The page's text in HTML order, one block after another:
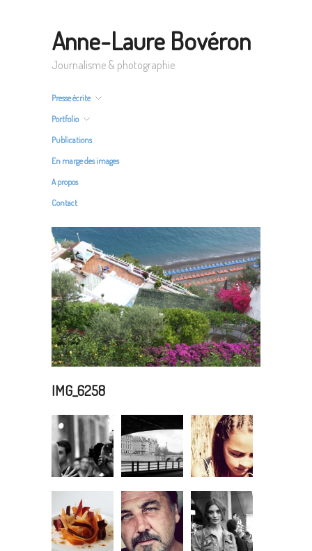
Anne-Laure Bovéron
Journalisme & photographie
Presse écrite
Portfolio
Publications
En marge des images
A propos
Contact
IMG_6258